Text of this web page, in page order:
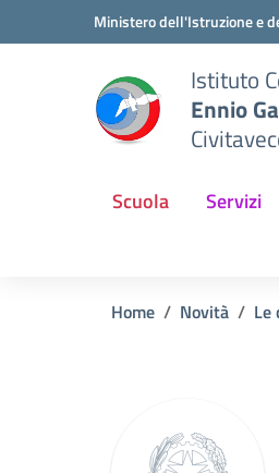
Vai ai contenuti
Vai al menu di navigazione
Ministero dell'Istruzione e
Istituto
Ennio
Scuola Servizi
Home Novità Le